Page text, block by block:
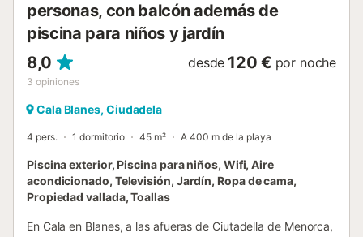
personas, con balcón además de
piscina para niños y jardín
8,0
3 opiniones
desde 120 € por noche
Cala Blanes, Ciudadela
4 pers. 1 dormitorio 45 m² A 400 m de la playa
Piscina exterior, Piscina para niños, Wifi, Aire
acondicionado, Televisión, Jardín, Ropa de cama,
Propiedad vallada, Toallas
En Cala en Blanes, a las afueras de Ciutadella de Menorca,